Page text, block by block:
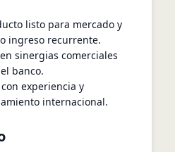
listo para mercado y
ingreso recurrente.
sinergias comerciales
banco.
experiencia y
internacional.